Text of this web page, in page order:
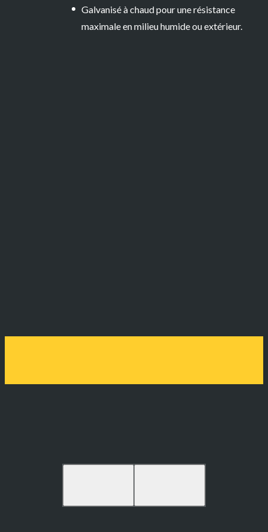
Galvanisé à chaud pour une résistance
maximale en milieu humide ou extérieur.